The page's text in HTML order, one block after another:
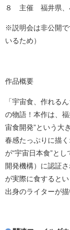
８ 主催 福井県、
※説明会は非公開で
いるため）
作品概要
「宇宙食、作れる
の物語！本作は、
宙食開発”という大
春感たっぷりに描
が“宇宙日本食”と
開発機構）に認証
が実際に食すると
出身のライターが